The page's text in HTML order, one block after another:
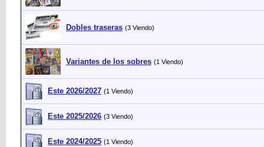
Dobles traseras (3 Viendo)
Variantes de los sobres (1 Viendo)
Este 2026/2027 (1 Viendo)
Este 2025/2026 (3 Viendo)
Este 2024/2025 (1 Viendo)